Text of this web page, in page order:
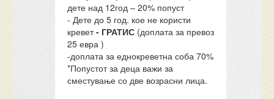
дете над 12год – 20% попуст
- Дете до 5 год. кое не користи
кревет- ГРАТИС (доплата за превоз
25 евра )
-доплата за еднокреветна соба 70%
*Попустот за деца важи за
сместување со две возрасни лица.